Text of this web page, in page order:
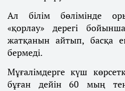
Ал білім бөлімінде
«қорлау» дерегі
жатқанын айтып, басқа
бермеді.
Мұғалімдерге күш
бұған дейін 60 мың